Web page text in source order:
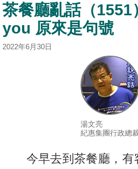
宅
谷
按
茶餐廳亂話（
you 原來是句號
2022年6月30日
湯文亮
紀惠集團行政總
今早去到茶餐廳，有